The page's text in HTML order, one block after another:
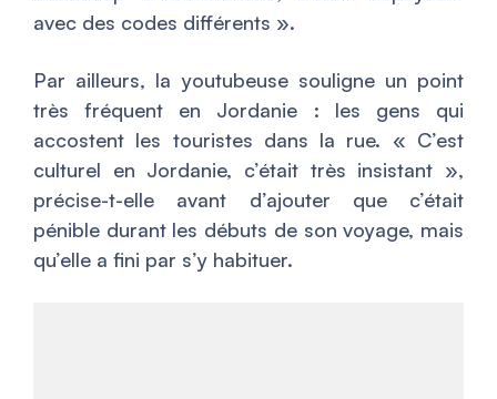
avec des codes différents ».
Par ailleurs, la youtubeuse souligne un point
très fréquent en Jordanie : les gens qui
accostent les touristes dans la rue. « C’est
culturel en Jordanie, c’était très insistant »,
précise-t-elle avant d’ajouter que c’était
pénible durant les débuts de son voyage, mais
qu’elle a fini par s’y habituer.